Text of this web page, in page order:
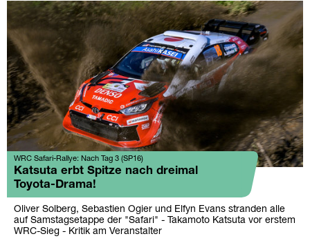
WRC Safari-Rallye: Nach Tag 3 (SP16)
Katsuta erbt Spitze nach dreimal
Toyota-Drama!
Oliver Solberg, Sebastien Ogier und Elfyn Evans stranden alle
auf Samstagsetappe der "Safari" - Takamoto Katsuta vor erstem
WRC-Sieg - Kritik am Veranstalter